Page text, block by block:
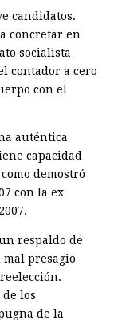
candidatos.
concretar en
socialista
contador a cero
con el
auténtica
capacidad
demostró
con la ex
respaldo de
presagio
los
de la